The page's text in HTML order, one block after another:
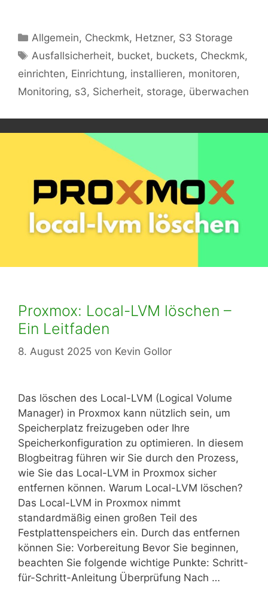
Kategorien
Allgemein, Checkmk, Hetzner, S3 Storage
Schlagwörter
Ausfallsicherheit, bucket, buckets, Checkmk,
einrichten, Einrichtung, installieren, monitoren,
Monitoring, s3, Sicherheit, storage, überwachen
Proxmox: Local-LVM löschen –
Ein Leitfaden
8. August 2025 von Kevin Gollor
Das löschen des Local-LVM (Logical Volume
Manager) in Proxmox kann nützlich sein, um
Speicherplatz freizugeben oder Ihre
Speicherkonfiguration zu optimieren. In diesem
Blogbeitrag führen wir Sie durch den Prozess,
wie Sie das Local-LVM in Proxmox sicher
entfernen können. Warum Local-LVM löschen?
Das Local-LVM in Proxmox nimmt
standardmäßig einen großen Teil des
Festplattenspeichers ein. Durch das entfernen
können Sie: Vorbereitung Bevor Sie beginnen,
beachten Sie folgende wichtige Punkte: Schritt-
für-Schritt-Anleitung Überprüfung Nach …